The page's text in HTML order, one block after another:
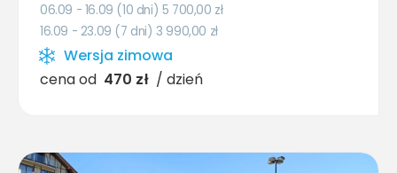
06.09 - 16.09 (10 dni) 5 700,00 zł
16.09 - 23.09 (7 dni) 3 990,00 zł
Wersja zimowa
cena od 470 zł / dzień